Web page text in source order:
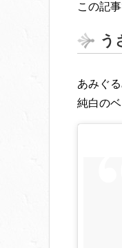
この記
う
あみぐ
純白の